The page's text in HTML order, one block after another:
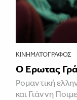
ΚΙΝΗΜΑΤΟΓΡΆΦΟΣ
Ο Έρωτας
Ρομαντική
και Γιάννη